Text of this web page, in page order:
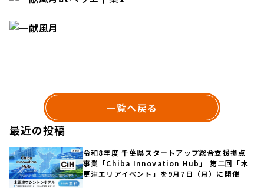
一覧へ戻る
最近の投稿
令和8年度 千葉県スタートアップ総合支援拠点
事業「Chiba Innovation Hub」 第二回「木
更津エリアイベント」を9月7日（月）に開催